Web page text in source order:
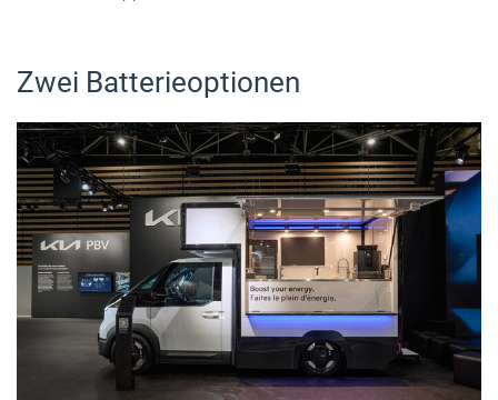
Zwei Batterieoptionen